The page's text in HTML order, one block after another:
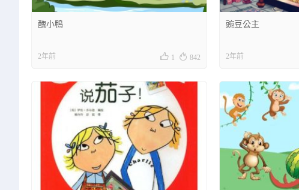
醜小鴨
2年前  1  842
豌豆公主
2年前